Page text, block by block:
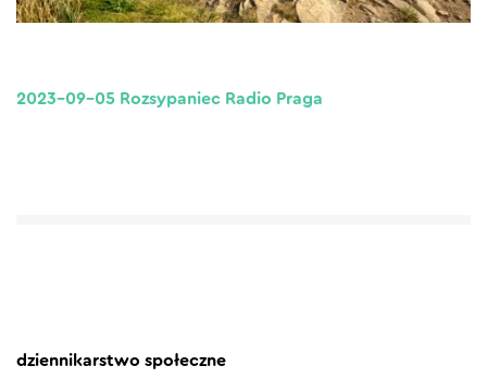
2023-09-05 Rozsypaniec Radio Praga
dziennikarstwo społeczne